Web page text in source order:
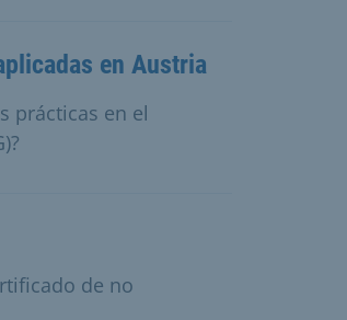
en Austria
prácticas en el
de no